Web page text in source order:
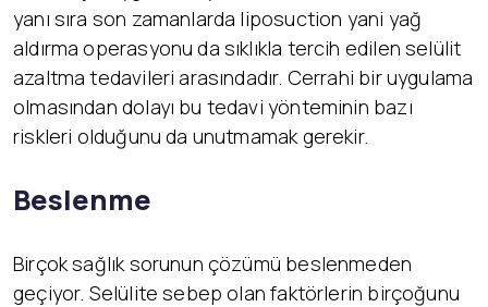
yanı sıra son zamanlarda liposuction yani yağ
aldırma operasyonu da sıklıkla tercih edilen selülit
azaltma tedavileri arasındadır. Cerrahi bir uygulama
olmasından dolayı bu tedavi yönteminin bazı
riskleri olduğunu da unutmamak gerekir.
Beslenme
Birçok sağlık sorunun çözümü beslenmeden
geçiyor. Selülite sebep olan faktörlerin birçoğunu